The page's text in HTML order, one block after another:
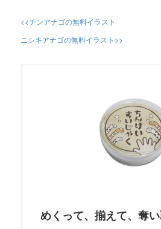
<<チンアナゴの無料イラスト
ニシキアナゴの無料イラスト>>
めくって、揃えて、奪